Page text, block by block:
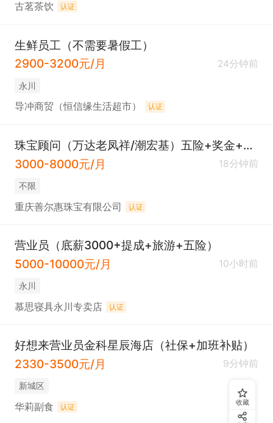
古茗茶饮 认证
生鲜员工（不需要暑假工）
2900-3200元/月
24分钟前
永川
导冲商贸（恒信缘生活超市） 认证
珠宝顾问（万达老凤祥/潮宏基）五险+奖金+年终奖
3000-8000元/月
18分钟前
不限
重庆善尔惠珠宝有限公司 认证
营业员（底薪3000+提成+旅游+五险）
5000-10000元/月
10小时前
永川
慕思寝具永川专卖店 认证
好想来营业员金科星辰海店（社保+加班补贴）
2330-3500元/月
9分钟前
新城区
华莉副食 认证 收藏